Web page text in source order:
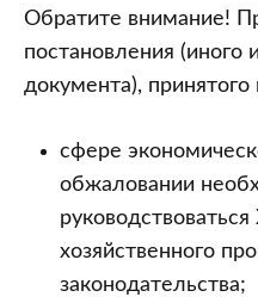
Обратите внимание!
постановления (иного
документа), принятого
сфере
обжаловании
хозяйственного
законодательства;